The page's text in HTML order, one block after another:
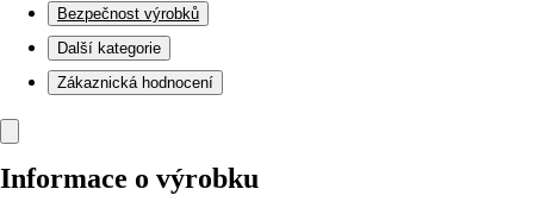
Bezpečnost výrobků
Další kategorie
Zákaznická hodnocení
Informace o výrobku